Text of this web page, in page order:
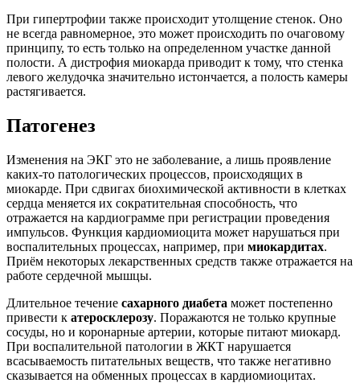
При гипертрофии также происходит утолщение стенок. Оно
не всегда равномерное, это может происходить по очаговому
принципу, то есть только на определенном участке данной
полости. А дистрофия миокарда приводит к тому, что стенка
левого желудочка значительно истончается, а полость камеры
растягивается.
Патогенез
Изменения на ЭКГ это не заболевание, а лишь проявление
каких-то патологических процессов, происходящих в
миокарде. При сдвигах биохимической активности в клетках
сердца меняется их сократительная способность, что
отражается на кардиограмме при регистрации проведения
импульсов. Функция кардиомиоцита может нарушаться при
воспалительных процессах, например, при миокардитах.
Приём некоторых лекарственных средств также отражается на
работе сердечной мышцы.
Длительное течение сахарного диабета может постепенно
привести к атеросклерозу. Поражаются не только крупные
сосуды, но и коронарные артерии, которые питают миокард.
При воспалительной патологии в ЖКТ нарушается
всасываемость питательных веществ, что также негативно
сказывается на обменных процессах в кардиомиоцитах.